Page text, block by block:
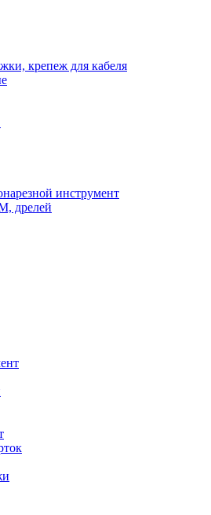
крепеж для кабеля
инструмент
дрелей